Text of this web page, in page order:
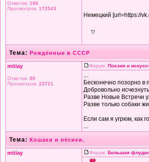
Ответов: 186
Просмотров: 172543
Немецкий [url=https://
Тема: Рождённые в СССР
mitiay
Ответов: 85
Просмотров: 23721
Форум: Поэзия и
...
Бесконечно позорно в
Добровольно
Разве Новые Встречи
Разве только собаки
Если сам я угрюм, как
...
Тема: Кошаки и пёсики.
mitiay Форум: Большая